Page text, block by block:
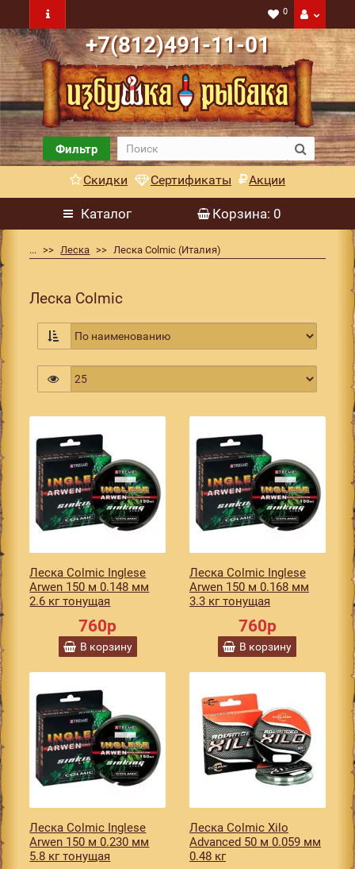
0
+7(812)491-11-01
Фильтр
Скидки Сертификаты Акции
Каталог Корзина: 0
... Леска Леска Colmic (Италия)
Леска Colmic
Леска Colmic Inglese
Arwen 150 м 0.148 мм
2.6 кг тонущая
760р
В корзину
Леска Colmic Inglese
Arwen 150 м 0.168 мм
3.3 кг тонущая
760р
В корзину
Леска Colmic Inglese
Arwen 150 м 0.230 мм
5.8 кг тонущая
Леска Colmic Xilo
Advanced 50 м 0.059 мм
0.48 кг